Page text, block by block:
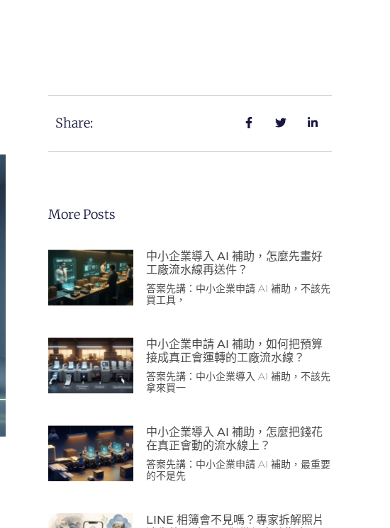
Share:
More Posts
中小企業導入 AI 補助，怎麼先畫好
工廠流水線再送件？
答案先講：中小企業申請 AI 補助，不該先
買工具，
中小企業申請 AI 補助，如何把預算
接成真正會運轉的工廠流水線？
答案先講：中小企業導入 AI 補助，不該先
拿來買一
中小企業導入 AI 補助，怎麼把錢花
在真正會動的流水線上？
答案先講：中小企業申請 AI 補助，最重要
的不是先
LINE 相簿會不見嗎？專家拆解照片